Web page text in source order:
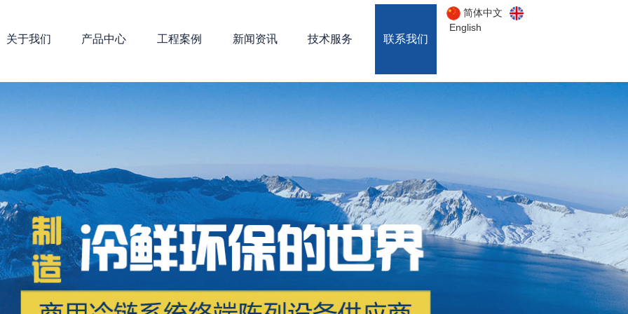
关于我们 产品中心 工程案例 新闻资讯 技术服务 联系我们
简体中文
English